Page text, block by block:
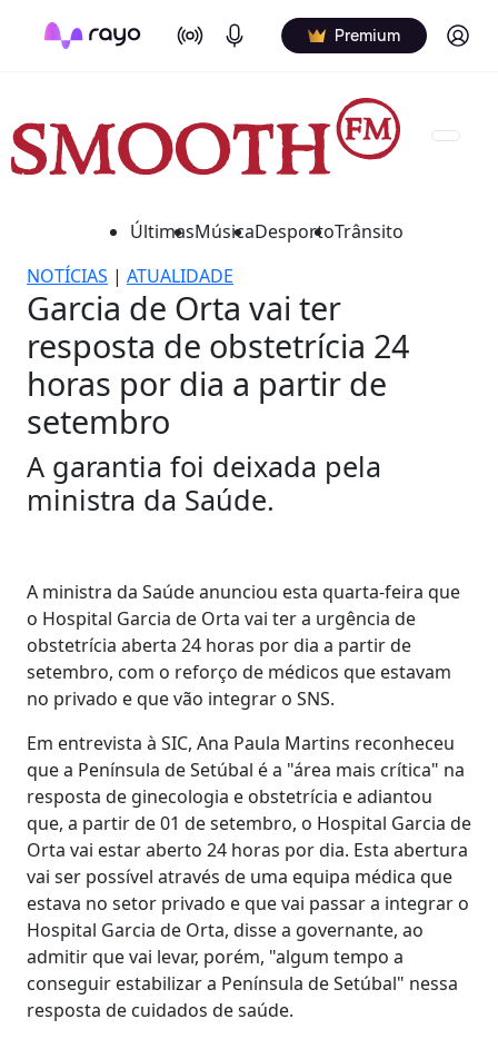
On Air Podcasts Premium Log in
ÚltimasMúsicaDesportoTrânsito
NOTÍCIAS | ATUALIDADE
Garcia de Orta vai ter
resposta de obstetrícia 24
horas por dia a partir de
setembro
A garantia foi deixada pela
ministra da Saúde.
A ministra da Saúde anunciou esta quarta-feira que
o Hospital Garcia de Orta vai ter a urgência de
obstetrícia aberta 24 horas por dia a partir de
setembro, com o reforço de médicos que estavam
no privado e que vão integrar o SNS.
Em entrevista à SIC, Ana Paula Martins reconheceu
que a Península de Setúbal é a "área mais crítica" na
resposta de ginecologia e obstetrícia e adiantou
que, a partir de 01 de setembro, o Hospital Garcia de
Orta vai estar aberto 24 horas por dia. Esta abertura
vai ser possível através de uma equipa médica que
estava no setor privado e que vai passar a integrar o
Hospital Garcia de Orta, disse a governante, ao
admitir que vai levar, porém, "algum tempo a
conseguir estabilizar a Península de Setúbal" nessa
resposta de cuidados de saúde.